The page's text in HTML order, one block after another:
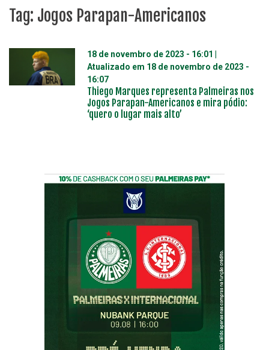
Tag: Jogos Parapan-Americanos
18 de novembro de 2023 - 16:01
Atualizado em 18 de novembro de 2023 -
16:07
Thiego Marques representa Palmeiras nos
Jogos Parapan-Americanos e mira pódio:
‘quero o lugar mais alto’